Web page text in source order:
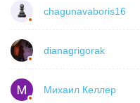
chagunavaboris16
dianagrigorak
Михаил Келлер